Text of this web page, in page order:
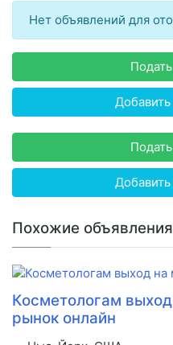
Нет объявлений для
Похожие объявления
Косметологам
рынок онлайн